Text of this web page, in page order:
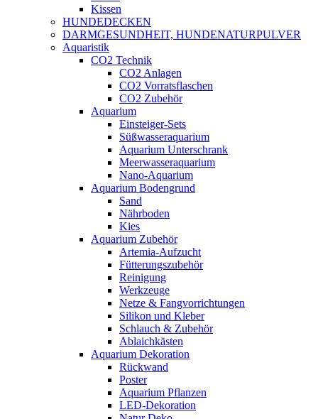
Kissen
HUNDEDECKEN
DARMGESUNDHEIT, HUNDENATURPULVER
Aquaristik
CO2 Technik
CO2 Anlagen
CO2 Vorratsflaschen
CO2 Zubehör
Aquarium
Einsteiger-Sets
Süßwasseraquarium
Aquarium Unterschrank
Meerwasseraquarium
Nano-Aquarium
Aquarium Bodengrund
Sand
Nährboden
Kies
Aquarium Zubehör
Artemia-Aufzucht
Fütterungszubehör
Reinigung
Werkzeuge
Netze & Fangvorrichtungen
Silikon und Kleber
Schlauch & Zubehör
Ablaichkästen
Aquarium Dekoration
Rückwand
Poster
Aquarium Pflanzen
LED-Dekoration